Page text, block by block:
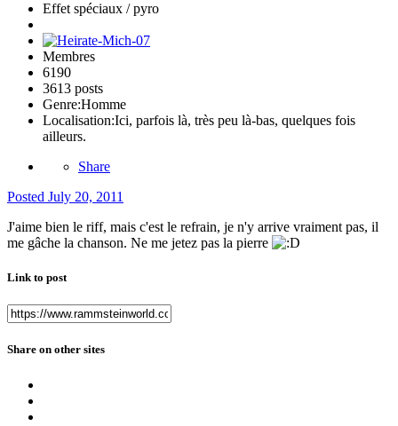
Effet spéciaux / pyro
Membres
6190
3613 posts
Genre:Homme
Localisation:Ici, parfois là, très peu là-bas, quelques fois
ailleurs.
Share
Posted July 20, 2011
J'aime bien le riff, mais c'est le refrain, je n'y arrive vraiment pas, il
me gâche la chanson. Ne me jetez pas la pierre
Link to post
Share on other sites